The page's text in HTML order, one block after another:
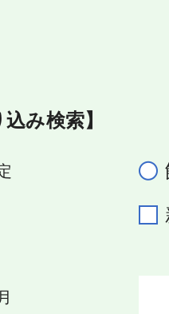
込み検索】